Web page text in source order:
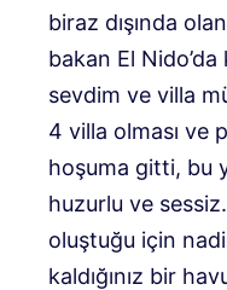
biraz dışında
bakan El Nido’da
sevdim ve villa
4 villa olması ve
hoşuma gitti, bu
huzurlu ve
oluştuğu için
kaldığınız bir